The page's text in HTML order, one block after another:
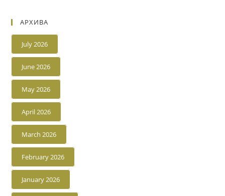
АРХИВА
July 2026
June 2026
May 2026
April 2026
March 2026
February 2026
January 2026